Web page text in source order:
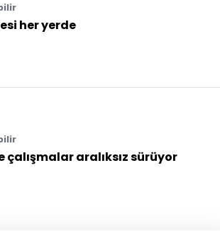
her yerde
çalışmalar aralıksız sürüyor